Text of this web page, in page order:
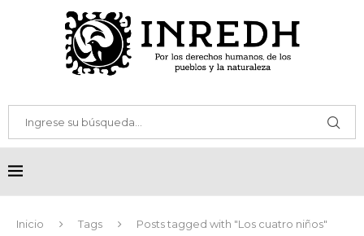
Inicio Tags Posts tagged with "Los cuatro niños"